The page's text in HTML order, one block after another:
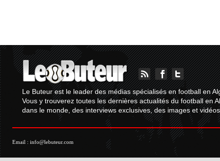
Le Buteur est le leader des médias spécialisés en football en
Vous y trouverez toutes les dernières actualités du football en
dans le monde, des interviews exclusives, des images et
Email : info@lebuteur.com